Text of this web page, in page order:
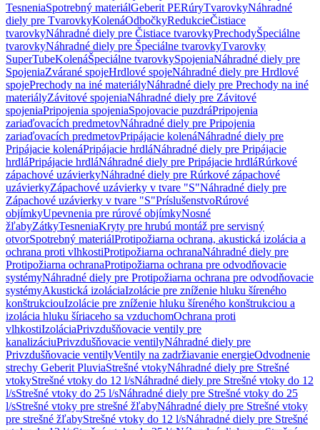
TesneniaSpotrebný materiálGeberit PERúryTvarovkyNáhradné
diely pre TvarovkyKolenáOdbočkyRedukcieČistiace
tvarovkyNáhradné diely pre Čistiace tvarovkyPrechodyŠpeciálne
tvarovkyNáhradné diely pre Špeciálne tvarovkyTvarovky
SuperTubeKolenáŠpeciálne tvarovkySpojeniaNáhradné diely pre
SpojeniaZvárané spojeHrdlové spojeNáhradné diely pre Hrdlové
spojePrechody na iné materiályNáhradné diely pre Prechody na iné
materiályZávitové spojeniaNáhradné diely pre Závitové
spojeniaPripojenia spojeniaSpojovacie puzdráPripojenia
zariaďovacích predmetovNáhradné diely pre Pripojenia
zariaďovacích predmetovPripájacie kolenáNáhradné diely pre
Pripájacie kolenáPripájacie hrdláNáhradné diely pre Pripájacie
hrdláPripájacie hrdláNáhradné diely pre Pripájacie hrdláRúrkové
zápachové uzávierkyNáhradné diely pre Rúrkové zápachové
uzávierkyZápachové uzávierky v tvare "S"Náhradné diely pre
Zápachové uzávierky v tvare "S"PríslušenstvoRúrové
objímkyUpevnenia pre rúrové objímkyNosné
žľabyZátkyTesneniaKryty pre hrubú montáž pre servisný
otvorSpotrebný materiálProtipožiarna ochrana, akustická izolácia a
ochrana proti vlhkostiProtipožiarna ochranaNáhradné diely pre
Protipožiarna ochranaProtipožiarna ochrana pre odvodňovacie
systémyNáhradné diely pre Protipožiarna ochrana pre odvodňovacie
systémyAkustická izoláciaIzolácie pre zníženie hluku šíreného
konštrukciouIzolácie pre zníženie hluku šíreného konštrukciou a
izolácia hluku šíriaceho sa vzduchomOchrana proti
vlhkostiIzoláciaPrivzdušňovacie ventily pre
kanalizáciuPrivzdušňovacie ventilyNáhradné diely pre
Privzdušňovacie ventilyVentily na zadržiavanie energieOdvodnenie
strechy Geberit PluviaStrešné vtokyNáhradné diely pre Strešné
vtokyStrešné vtoky do 12 l/sNáhradné diely pre Strešné vtoky do 12
l/sStrešné vtoky do 25 l/sNáhradné diely pre Strešné vtoky do 25
l/sStrešné vtoky pre strešné žľabyNáhradné diely pre Strešné vtoky
pre strešné žľabyStrešné vtoky do 12 l/sNáhradné diely pre Strešné